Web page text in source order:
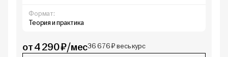
Формат:
Теория и практика
от 4 290 ₽/мес36 676 ₽ весь курс